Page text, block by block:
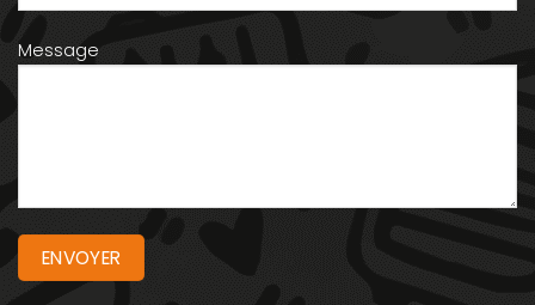
Message